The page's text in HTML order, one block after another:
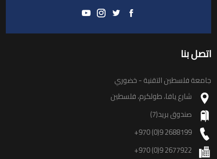
اتصل بنا
جامعة فلسطين التقنية - خضوري
شارع يافا، طولكرم، فلسطين
صندوق بريد(7)
+970 (0)9 2688199
+970 (0)9 2677922